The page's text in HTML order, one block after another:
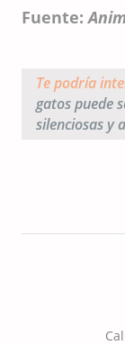
Fuente:
Te podría
gatos puede
silenciosas y